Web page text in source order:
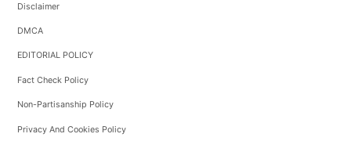
Disclaimer
DMCA
EDITORIAL POLICY
Fact Check Policy
Non-Partisanship Policy
Privacy And Cookies Policy